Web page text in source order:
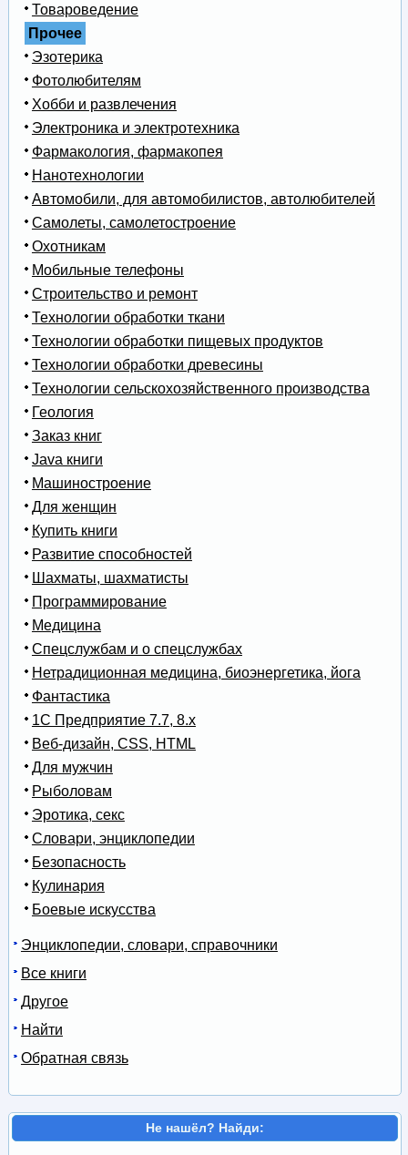
Товароведение
Прочее
Эзотерика
Фотолюбителям
Хобби и развлечения
Электроника и электротехника
Фармакология, фармакопея
Нанотехнологии
Автомобили, для автомобилистов, автолюбителей
Самолеты, самолетостроение
Охотникам
Мобильные телефоны
Строительство и ремонт
Технологии обработки ткани
Технологии обработки пищевых продуктов
Технологии обработки древесины
Технологии сельскохозяйственного производства
Геология
Заказ книг
Java книги
Машиностроение
Для женщин
Купить книги
Развитие способностей
Шахматы, шахматисты
Программирование
Медицина
Спецслужбам и о спецслужбах
Нетрадиционная медицина, биоэнергетика, йога
Фантастика
1С Предприятие 7.7, 8.x
Веб-дизайн, CSS, HTML
Для мужчин
Рыболовам
Эротика, секс
Словари, энциклопедии
Безопасность
Кулинария
Боевые искусства
Энциклопедии, словари, справочники
Все книги
Другое
Найти
Обратная связь
Не нашёл? Найди: